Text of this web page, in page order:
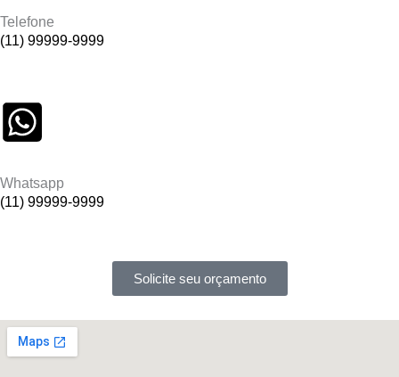
Telefone
(11) 99999-9999
Whatsapp
(11) 99999-9999
Solicite seu orçamento